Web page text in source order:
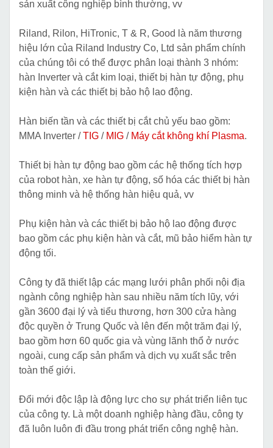
sản xuất công nghiệp bình thường, vv
Riland, Rilon, HiTronic, T & R, Good là năm thương
hiệu lớn của Riland Industry Co, Ltd sản phẩm chính
của chúng tôi có thể được phân loại thành 3 nhóm:
hàn Inverter và cắt kim loại, thiết bị hàn tự động, phụ
kiện hàn và các thiết bị bảo hộ lao động.
Hàn biến tần và các thiết bị cắt chủ yếu bao gồm:
MMA Inverter /TIG / MIG / Máy cắt không khí Plasma.
Thiết bị hàn tự động bao gồm các hệ thống tích hợp
của robot hàn, xe hàn tự động, số hóa các thiết bị hàn
thông minh và hệ thống hàn hiệu quả, vv
Phụ kiện hàn và các thiết bị bảo hộ lao động được
bao gồm các phụ kiện hàn và cắt, mũ bảo hiểm hàn tự
động tối.
Công ty đã thiết lập các mạng lưới phân phối nội địa
ngành công nghiệp hàn sau nhiều năm tích lũy, với
gần 3600 đại lý và tiểu thương, hơn 300 cửa hàng
độc quyền ở Trung Quốc và lên đến một trăm đại lý,
bao gồm hơn 60 quốc gia và vùng lãnh thổ ở nước
ngoài, cung cấp sản phẩm và dịch vụ xuất sắc trên
toàn thế giới.
Đổi mới độc lập là động lực cho sự phát triển liên tục
của công ty. Là một doanh nghiệp hàng đầu, công ty
đã luôn luôn đi đầu trong phát triển công nghệ hàn.